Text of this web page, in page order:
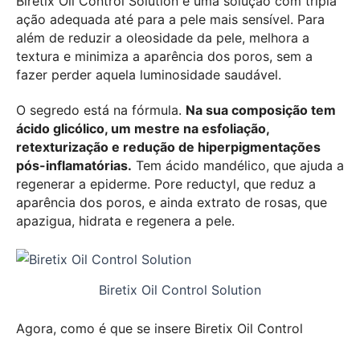
ação adequada até para a pele mais sensível. Para
além de reduzir a oleosidade da pele, melhora a
textura e minimiza a aparência dos poros, sem a
fazer perder aquela luminosidade saudável.
O segredo está na fórmula. Na sua composição tem
ácido glicólico, um mestre na esfoliação,
retexturização e redução de hiperpigmentações
pós-inflamatórias. Tem ácido mandélico, que ajuda a
regenerar a epiderme. Pore reductyl, que reduz a
aparência dos poros, e ainda extrato de rosas, que
apazigua, hidrata e regenera a pele.
Biretix Oil Control Solution
Agora, como é que se insere Biretix Oil Control